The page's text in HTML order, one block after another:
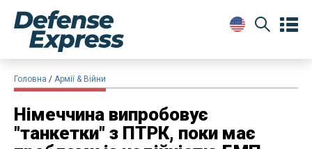
Головна Армії & Війни
Німеччина випробовує
"танкетки" з ПТРК, поки має